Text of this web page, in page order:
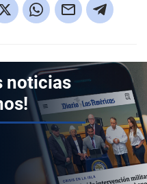
noticias